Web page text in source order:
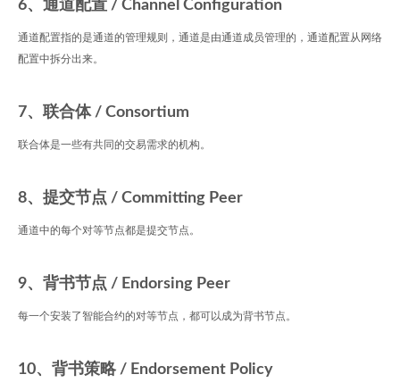
6、通道配置 / Channel Configuration
通道配置指的是通道的管理规则，通道是由通道成员管理的，通道配置从网络
配置中拆分出来。
7、联合体 / Consortium
联合体是一些有共同的交易需求的机构。
8、提交节点 / Committing Peer
通道中的每个对等节点都是提交节点。
9、背书节点 / Endorsing Peer
每一个安装了智能合约的对等节点，都可以成为背书节点。
10、背书策略 / Endorsement Policy